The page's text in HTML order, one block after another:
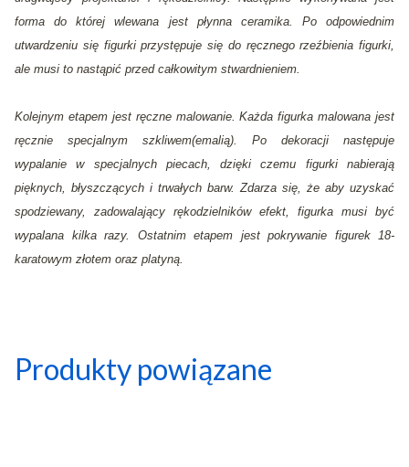
forma do której wlewana jest płynna ceramika. Po odpowiednim
utwardzeniu się figurki przystępuje się do ręcznego rzeźbienia figurki,
ale musi to nastąpić przed całkowitym stwardnieniem.
Kolejnym etapem jest ręczne malowanie. Każda figurka malowana jest
ręcznie specjalnym szkliwem(emalią). Po dekoracji następuje
wypalanie w specjalnych piecach, dzięki czemu figurki nabierają
pięknych, błyszczących i trwałych barw. Zdarza się, że aby uzyskać
spodziewany, zadowalający rękodzielników efekt, figurka musi być
wypalana kilka razy. Ostatnim etapem jest pokrywanie figurek 18-
karatowym złotem oraz platyną.
Produkty powiązane